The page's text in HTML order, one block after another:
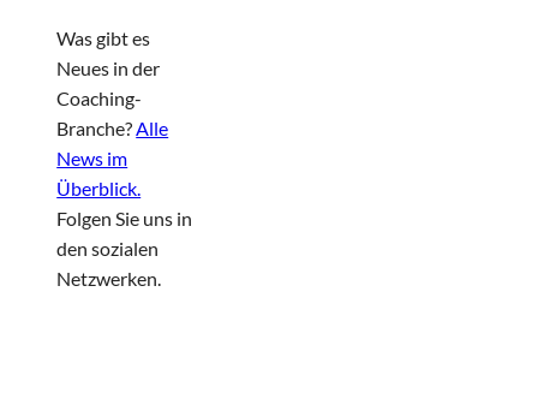
Was gibt es
Neues in der
Coaching-
Branche? Alle
News im
Überblick.
Folgen Sie uns in
den sozialen
Netzwerken.